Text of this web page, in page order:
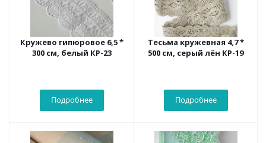
Кружево гипюровое 6,5 *
300 см, белый КР-23
Подробнее
Тесьма кружевная 4,7 *
500 см, серый лён КР-19
Подробнее